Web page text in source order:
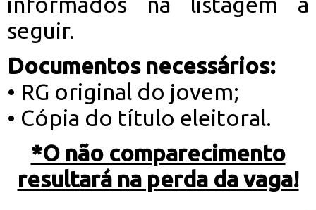
seguir.
Documentos necessários:
• RG original do jovem;
• Cópia do título eleitoral.
*O não comparecimento
resultará na perda da vaga!